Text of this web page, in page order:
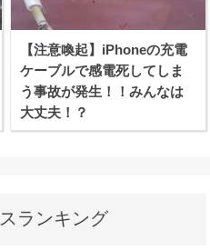
【注意喚起】iPhoneの充電
ケーブルで感電死してしま
う事故が発生！！みんなは
大丈夫！？
ランキング